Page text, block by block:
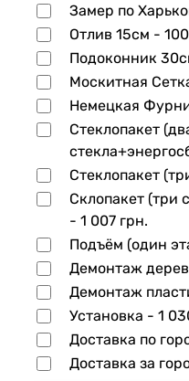
Замер по
Отлив 15см -
Подоконник
Москитная
Немецкая
Стеклопакет
Стеклопакет
Склопакет (три
- 1 007 грн.
Подъём (один
Демонтаж
Демонтаж
Установка - 1
Доставка по
Доставка за